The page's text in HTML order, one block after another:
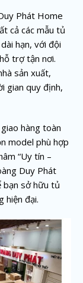
Phát Home
cả các mẫu tủ
hạn, với đội
trợ tận nơi.
sản xuất,
gian quy định,
hàng toàn
model phù hợp
“Uy tín –
Duy Phát
bạn sở hữu tủ
hiện đại.